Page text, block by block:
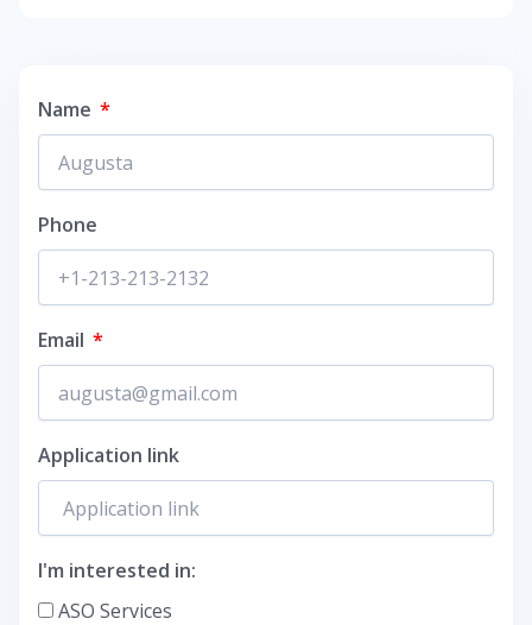
Name
Phone
Email
Application link
I'm interested in:
ASO Services